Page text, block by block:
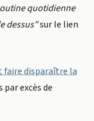
quotidienne
dessus"sur le lien
faire disparaître la
par excès de